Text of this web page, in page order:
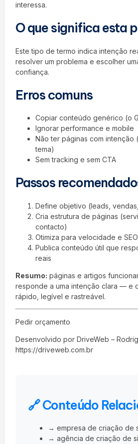
interessa.
O que significa esta
Este tipo de termo indica intenção
resolver um problema e escolher
confiança.
Erros comuns
Copiar conteúdo genérico (o
Ignorar performance e mobile
Não ter páginas com intenção
tema)
Sem tracking e sem CTA
Passos
Define objetivo (leads,
Cria estrutura de páginas
contacto)
Otimiza para velocidade e SEO
Publica conteúdo útil que
reais
Resumo: páginas e artigos
responde a uma intenção clara — e
rápido, legível e rastreável.
Pedir orçamento
Desenvolvido por DriveWeb –
https://driveweb.com.br
🔗 Conteúdo
→ empresa de criação de
→ agência de criação de